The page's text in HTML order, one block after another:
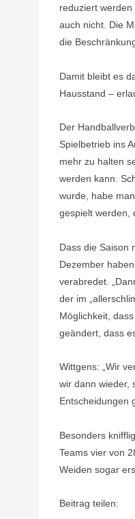
reduziert
auch nicht. Die
die
Damit bleibt es
Hausstand –
Der
Spielbetrieb ins
mehr zu halten
werden kann.
wurde, habe
gespielt werden,
Dass die Saison
Dezember
verabredet.
der im
Möglichkeit,
geändert, dass
Wittgens: „Wir
wir dann wieder,
Entscheidungen
Besonders
Teams vier von
Weiden sogar
Beitrag teilen: